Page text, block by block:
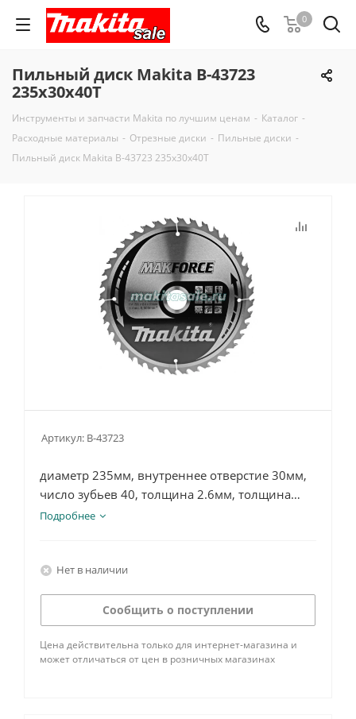
0
Пильный диск Makita B-43723
235x30x40T
Инструменты и запчасти Makita по лучшим ценам - Каталог -
Расходные материалы - Отрезные диски - Пильные диски -
Пильный диск Makita B-43723 235x30x40T
Артикул: B-43723
диаметр 235мм, внутреннее отверстие 30мм,
число зубьев 40, толщина 2.6мм, толщина
пильного диска 1.6, наклон 15, тип зуба ATAF
Подробнее
Нет в наличии
Сообщить о поступлении
Цена действительна только для интернет-магазина и
может отличаться от цен в розничных магазинах